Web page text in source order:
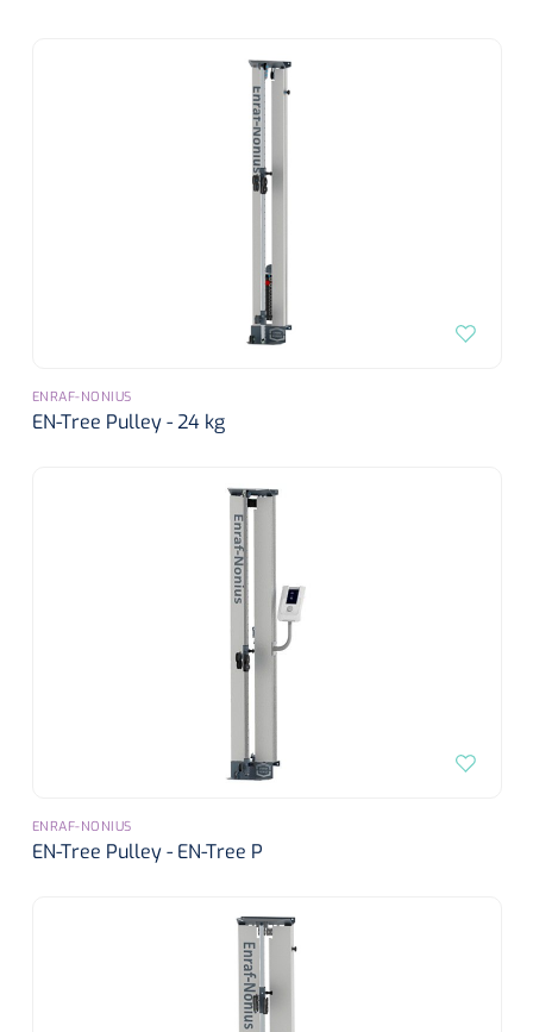
ENRAF-NONIUS
EN-Tree Pulley - 24 kg
ENRAF-NONIUS
EN-Tree Pulley - EN-Tree P